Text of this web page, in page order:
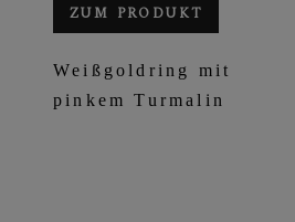
ZUM PRODUKT
Weißgoldring mit
pinkem Turmalin